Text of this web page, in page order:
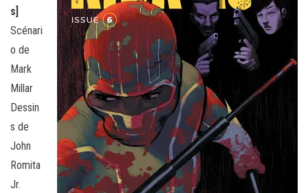
s]
Scénari
o de
Mark
Millar
Dessin
s de
John
Romita
Jr.